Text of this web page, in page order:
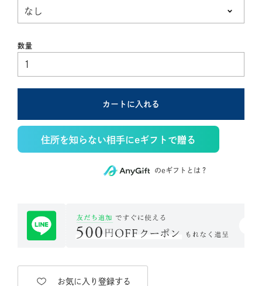
カートに入れる
住所を知らない相手にeギフトで贈る
のeギフトとは？
お気に入り登録する